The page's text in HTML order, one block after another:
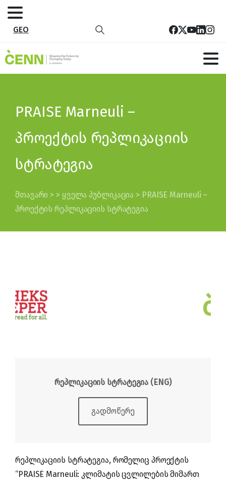
GEO
PRAISE Marneuli –
პროექტის რეპლიკაციის
სტრატეგია
მთავარი > > ყველა პუბლიკაცია > PRAISE Marneuli –
პროექტის რეპლიკაციის სტრატეგია
რეპლიკაციის სტრატეგია (ENG)
გადმოწერე
რეპლიკაციის სტრატეგია, რომელიც პროექტის
“PRAISE Marneuli: კლიმატის ცვლილების მიმართ